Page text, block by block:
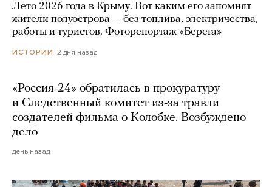
Лето 2026 года в Крыму. Вот каким его запомнят
жители полуострова — без топлива, электричества,
работы и туристов. Фоторепортаж «Берега»
ИСТОРИИ 2 дня назад
«Россия-24» обратилась в прокуратуру
и Следственный комитет из-за травли
создателей фильма о Колобке. Возбуждено
дело
день назад